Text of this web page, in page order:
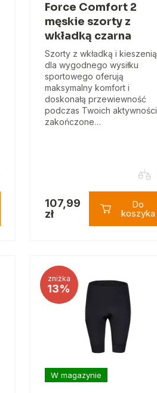
Force Comfort 2
męskie szorty z
wkładką czarna
Szorty z wkładką i kieszenią
dla wygodnego wysiłku
sportowego oferują
maksymalny komfort i
doskonałą przewiewność
podczas Twoich aktywności,
zakończone…
107,99
zł
Do
koszyka
zniżka
13%
W magazynie